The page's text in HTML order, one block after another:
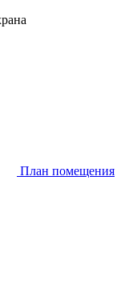
План помещения